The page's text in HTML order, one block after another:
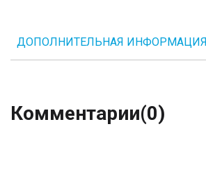
ДОПОЛНИТЕЛЬНАЯ ИНФОРМАЦИЯ
Комментарии(0)